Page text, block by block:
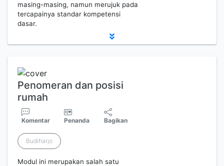
masing-masing, namun merujuk pada
tercapainya standar kompetensi
dasar.
Penomeran dan posisi
rumah
Komentar Penanda Bagikan
Budiharjo
Modul ini merupakan salah satu